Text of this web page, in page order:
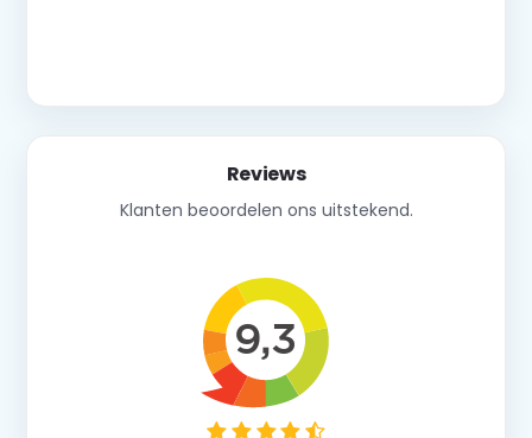
Reviews
Klanten beoordelen ons uitstekend.